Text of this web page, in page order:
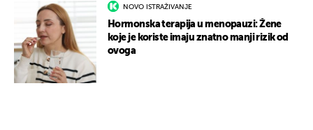
NOVO ISTRAŽIVANJE
Hormonska terapija u menopauzi: Žene
koje je koriste imaju znatno manji rizik od
ovoga